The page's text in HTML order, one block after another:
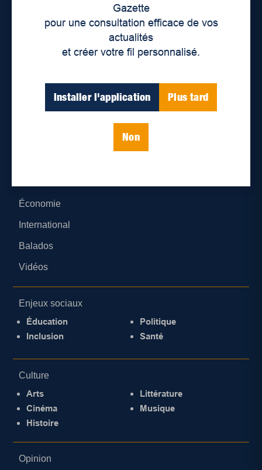
Gazette
pour une consultation efficace de vos
actualités
et créer votre fil personnalisé.
Installer l'application Plus tard
Non
Lieux de distribution
Économie
International
Balados
Vidéos
Enjeux sociaux
Éducation
Inclusion
Politique
Santé
Culture
Arts
Cinéma
Histoire
Littérature
Musique
Opinion